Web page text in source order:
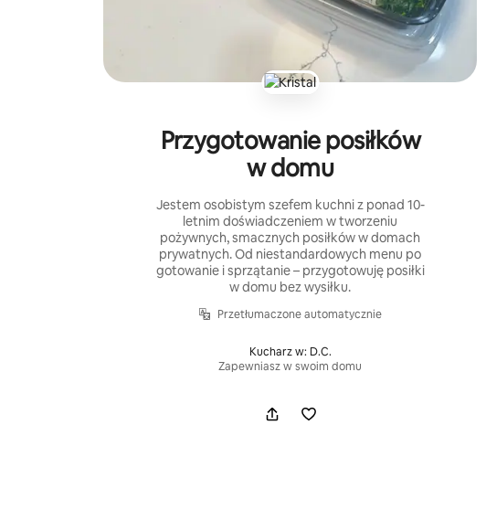
Przygotowanie posiłków
w domu
Jestem osobistym szefem kuchni z ponad 10-
letnim doświadczeniem w tworzeniu
pożywnych, smacznych posiłków w domach
prywatnych. Od niestandardowych menu po
gotowanie i sprzątanie – przygotowuję posiłki
w domu bez wysiłku.
Przetłumaczone automatycznie
Kucharz w: D.C.
Zapewniasz w swoim domu